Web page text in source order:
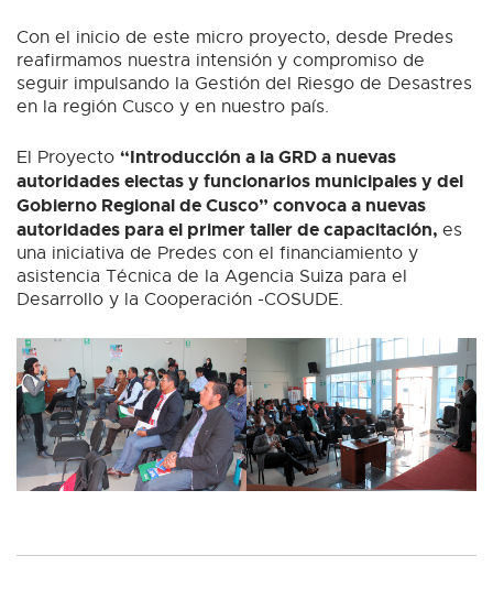
Con el inicio de este micro proyecto, desde Predes
reafirmamos nuestra intensión y compromiso de
seguir impulsando la Gestión del Riesgo de Desastres
en la región Cusco y en nuestro país.
El Proyecto “Introducción a la GRD a nuevas
autoridades electas y funcionarios municipales y del
Gobierno Regional de Cusco” convoca a nuevas
autoridades para el primer taller de capacitación, es
una iniciativa de Predes con el financiamiento y
asistencia Técnica de la Agencia Suiza para el
Desarrollo y la Cooperación -COSUDE.